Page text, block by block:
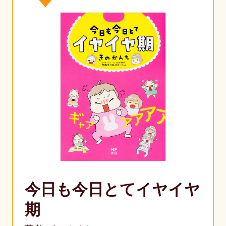
今日も今日とてイヤイヤ
期